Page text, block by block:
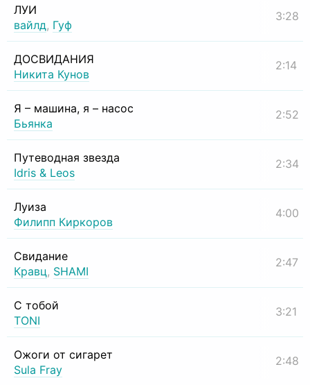
ЛУИ
вайлд, Гуф
3:28
ДОСВИДАНИЯ
Никита Кунов
2:14
Я – машина, я – насос
Бьянка
2:52
Путеводная звезда
Idris & Leos
2:34
Луиза
Филипп Киркоров
4:00
Свидание
Кравц, SHAMI
2:47
С тобой
TONI
3:21
Ожоги от сигарет
Sula Fray
2:48